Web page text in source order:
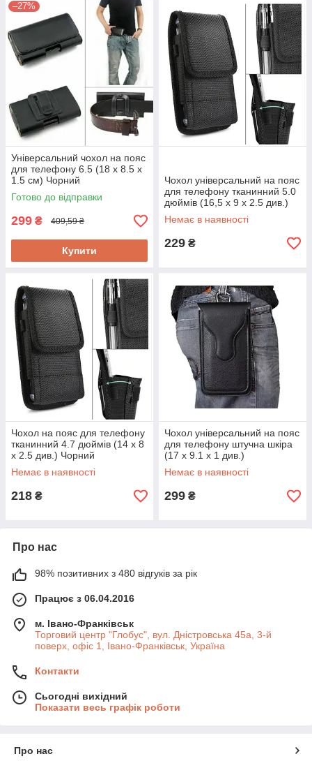
–27%
Універсальний чохол на пояс
для телефону 6.5 (18 x 8.5 x
1.5 см) Чорний
Готово до відправки
299 ₴ 409,59 ₴
Купити
Чохол універсальний на пояс
для телефону тканинний 5.0
дюймів (16,5 x 9 x 2.5 див.)
Чорний
Немає в наявності
229 ₴
Чохол на пояс для телефону
тканинний 4.7 дюймів (14 x 8
x 2.5 див.) Чорний
Немає в наявності
218 ₴
Чохол універсальний на пояс
для телефону штучна шкіра
(17 x 9.1 x 1 див.)
Немає в наявності
299 ₴
Про нас
98% позитивних з 480 відгуків за рік
Працює з 06.04.2016
м. Івано-Франківськ
Торговий центр "Глобус", вул. Дністровська 45а, 3-й
поверх, офіс 1, Івано-Франківськ, Україна
Контакти
Сьогодні вихідний
Показати весь графік роботи
Про нас